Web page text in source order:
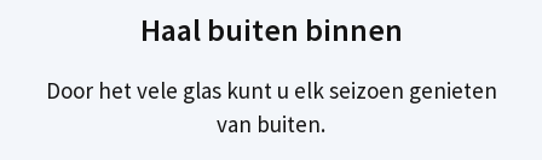
Haal buiten binnen
Door het vele glas kunt u elk seizoen genieten
van buiten.